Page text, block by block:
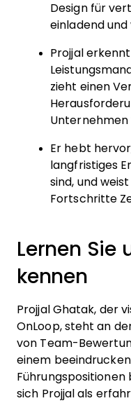
Design für
einladend
Projjal
zieht einen
Unternehmen
Er hebt
langfristiges
sind, und
Fortschritte
Lernen Sie
kennen
Projjal Ghatak, der
OnLoop, steht an
von Team-
einem
sich Projjal als